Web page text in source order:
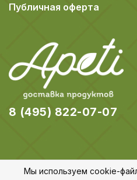
Публичная оферта
8 (495) 822-07-07
Мы используем cookie-